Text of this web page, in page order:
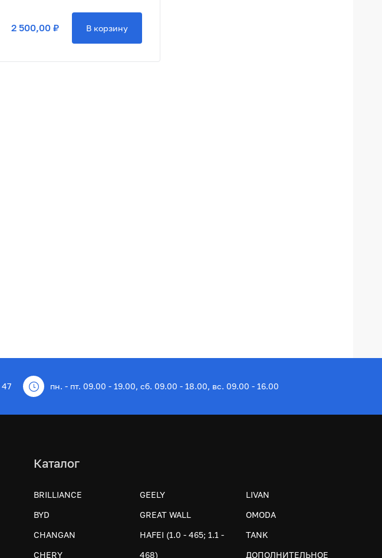
2 500,00 ₽ В корзину
пн. - пт. 09.00 - 19.00, сб. 09.00 - 18.00, вс. 09.00 - 16.00
Каталог
BRILLIANCE
BYD
CHANGAN
CHERY
GEELY
GREAT WALL
HAFEI (1.0 - 465; 1.1 -
468)
LIVAN
OMODA
TANK
ДОПОЛНИТЕЛЬНОЕ